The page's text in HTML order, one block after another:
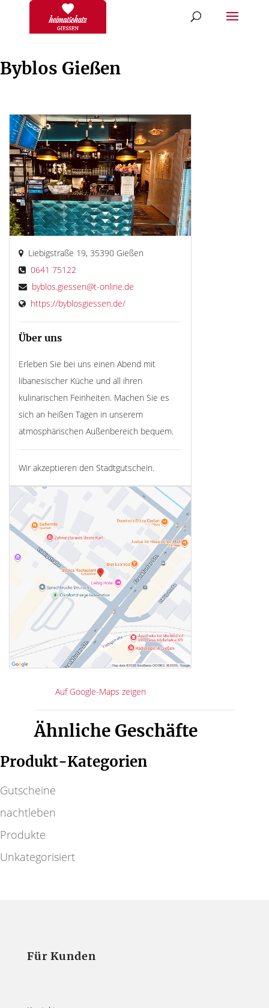
Byblos Gießen
Liebigstraße 19, 35390 Gießen
0641 75122
byblos.giessen@t-online.de
https://byblosgiessen.de/
Über uns
Erleben Sie bei uns einen Abend mit
libanesischer Küche und all ihren
kulinarischen Feinheiten. Machen Sie es
sich an heißen Tagen in unserem
atmosphärischen Außenbereich bequem.
Wir akzeptieren den Stadtgutschein.
Auf Google-Maps zeigen
Ähnliche Geschäfte
Produkt-Kategorien
Gutscheine
nachtleben
Produkte
Unkategorisiert
Für Kunden